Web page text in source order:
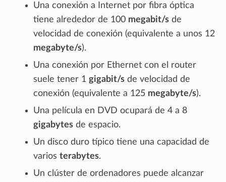
Una conexión a Internet por fibra óptica
tiene alrededor de 100 megabit/s de
velocidad de conexión (equivalente a unos 12
megabyte/s).
Una conexión por Ethernet con el router
suele tener 1 gigabit/s de velocidad de
conexión (equivalente a 125 megabyte/s).
Una película en DVD ocupará de 4 a 8
gigabytes de espacio.
Un disco duro típico tiene una capacidad de
varios terabytes.
Un clúster de ordenadores puede alcanzar